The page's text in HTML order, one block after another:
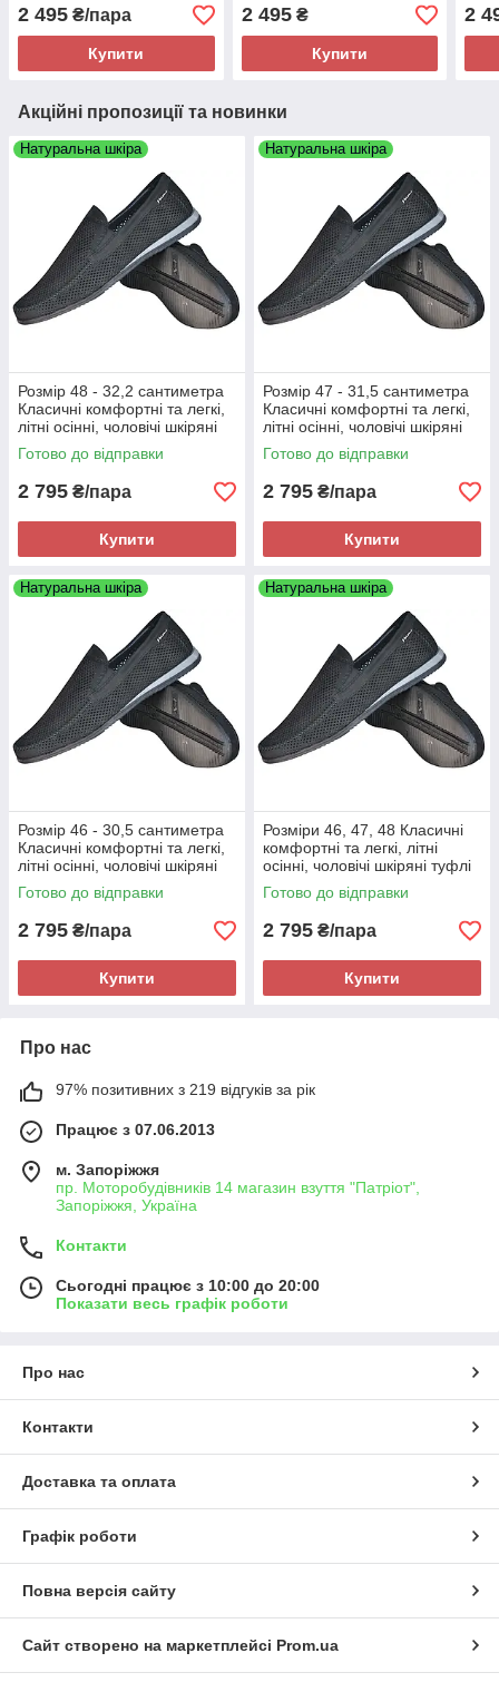
2 495 ₴/пара
Купити
повнорозмірні
2 495₴
Купити
2
Акційні пропозиції та новинки
Натуральна шкіра
Розмір 48 - 32,2 сантиметра
Класичні комфортні та легкі,
літні осінні, чоловічі шкіряні
туфлі Maxus, чорні, на
підошві з піни
Готово до відправки
2 795 ₴/пара
Купити
Натуральна шкіра
Розмір 47 - 31,5 сантиметра
Класичні комфортні та легкі,
літні осінні, чоловічі шкіряні
туфлі Maxus, чорні, на
підошві з піни
Готово до відправки
2 795 ₴/пара
Купити
Натуральна шкіра
Розмір 46 - 30,5 сантиметра
Класичні комфортні та легкі,
літні осінні, чоловічі шкіряні
туфлі Maxus, чорні, на
підошві з піни
Готово до відправки
2 795 ₴/пара
Купити
Натуральна шкіра
Розміри 46, 47, 48 Класичні
комфортні та легкі, літні
осінні, чоловічі шкіряні туфлі
Maxus, чорні, на підошві з
піни
Готово до відправки
2 795 ₴/пара
Купити
Про нас
97% позитивних з 219 відгуків за рік
Працює з 07.06.2013
м. Запоріжжя
пр. Моторобудівників 14 магазин взуття "Патріот",
Запоріжжя, Україна
Контакти
Сьогодні працює з 10:00 до 20:00
Показати весь графік роботи
Про нас
Контакти
Доставка та оплата
Графік роботи
Повна версія сайту
Сайт створено на маркетплейсі Prom.ua